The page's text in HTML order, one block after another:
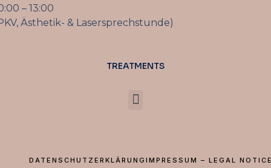
– 13:00
Ästhetik- & Lasersprechstunde)
TREATMENTS
DATENSCHUTZERKLÄRUNG IMPRESSUM – LEGAL